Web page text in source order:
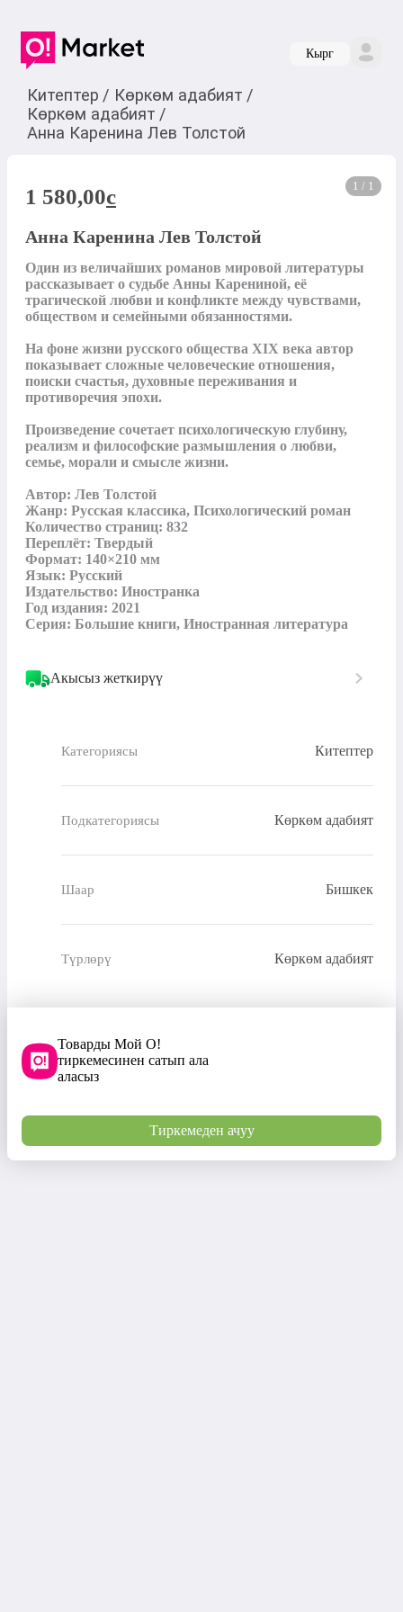
Кырг
Китептер / Көркөм адабият /
Көркөм адабият /
Анна Каренина Лев Толстой
1 / 1
1 580,00c
Анна Каренина Лев Толстой
Один из величайших романов мировой литературы
рассказывает о судьбе Анны Карениной, её
трагической любви и конфликте между чувствами,
обществом и семейными обязанностями.
На фоне жизни русского общества XIX века автор
показывает сложные человеческие отношения,
поиски счастья, духовные переживания и
противоречия эпохи.
Произведение сочетает психологическую глубину,
реализм и философские размышления о любви,
семье, морали и смысле жизни.
Автор: Лев Толстой
Жанр: Русская классика, Психологический роман
Количество страниц: 832
Переплёт: Твердый
Формат: 140×210 мм
Язык: Русский
Издательство: Иностранка
Год издания: 2021
Серия: Большие книги, Иностранная литература
Акысыз жеткирүү
Категориясы Китептер
Подкатегориясы Көркөм адабият
Шаар Бишкек
Түрлөрү Көркөм адабият
Товарды Мой О!
тиркемесинен сатып ала
аласыз
Тиркемеден ачуу